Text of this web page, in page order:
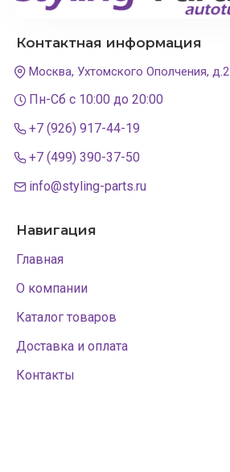
Контактная информация
Москва, Ухтомского Ополчения, д.2
Пн-Сб с 10:00 до 20:00
+7 (926) 917-44-19
+7 (499) 390-37-50
info@styling-parts.ru
Навигация
Главная
О компании
Каталог товаров
Доставка и оплата
Контакты